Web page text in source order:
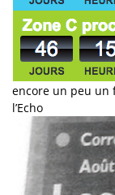
encore un peu un
l’Echo